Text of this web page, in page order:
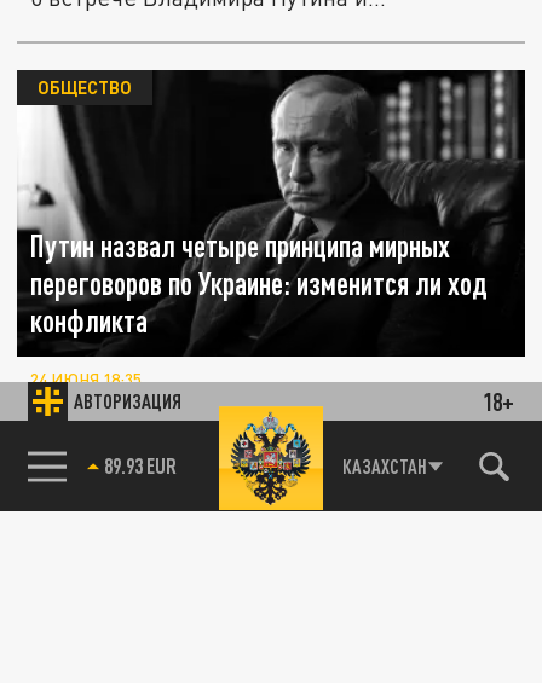
АВТОРИЗАЦИЯ 18+
85.64 BRENT КАЗАХСТАН
Путин назвал четыре принципа мирных
переговоров по Украине: изменится ли ход
конфликта
ОБЩЕСТВО
24 ИЮНЯ 18:35
Часы тикают: Путин назвал принципы
мирного диалога, пока Киев спорит с
Западом.